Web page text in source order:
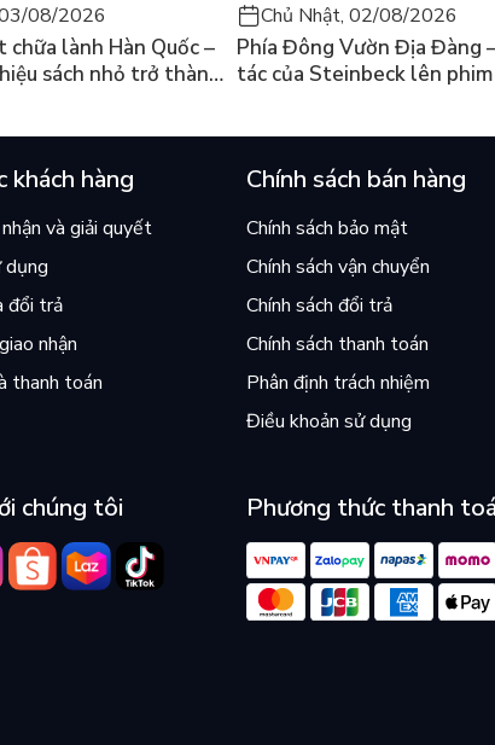
08/2026
chữa lành Hàn Quốc –
sách nhỏ trở thành
Chủ Nhật, 02/08/2026
Phía Đông Vườn Địa Đàng
tác của Steinbeck lên
khách hàng
và giải quyết
dụng
đổi trả
nhận
thanh toán
Chính sách bán hàng
Chính sách bảo mật
Chính sách vận chuyển
Chính sách đổi trả
Chính sách thanh toán
Phân định trách nhiệm
Điều khoản sử dụng
chúng tôi Phương thức thanh